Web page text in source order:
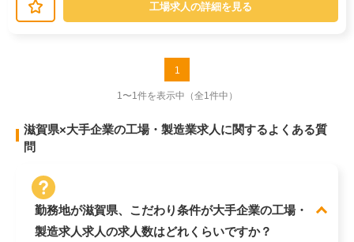
工場求人の詳細を見る
1
1〜1件を表示中 （全1件中）
滋賀県×大手企業の工場・製造業求人に関するよくある質
問
勤務地が滋賀県、こだわり条件が大手企業の工場・
製造求人求人の求人数はどれくらいですか？